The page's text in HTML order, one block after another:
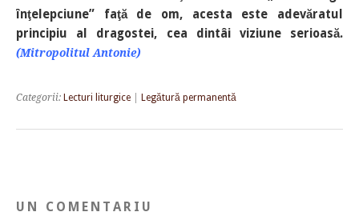
înţelepciune” faţă de om, acesta este adevăratul
principiu al dragostei, cea dintâi viziune serioasă.
(Mitropolitul Antonie)
Categorii: Lecturi liturgice Legătură permanentă
UN COMENTARIU